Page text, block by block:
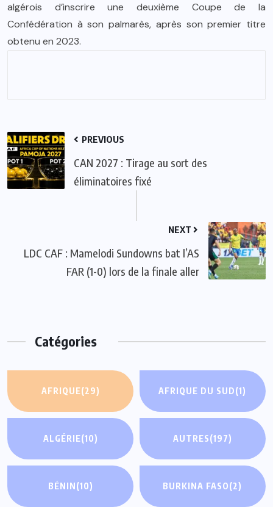
algérois d’inscrire une deuxième Coupe de la
Confédération à son palmarès, après son premier titre
obtenu en 2023.
PREVIOUS
CAN 2027 : Tirage au sort des
éliminatoires fixé
NEXT
LDC CAF : Mamelodi Sundowns bat l’AS
FAR (1-0) lors de la finale aller
Catégories
AFRIQUE(29) AFRIQUE DU SUD(1)
ALGÉRIE(10) AUTRES(197)
BÉNIN(10) BURKINA FASO(2)